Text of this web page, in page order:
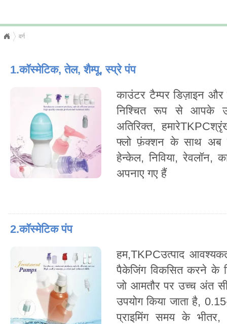
वर्ग
1.कॉस्मेटिक, तेल, शैम्पू, स्प्रे पंप
काउंटर टैम्पर डिज़ाइन
निश्चित रूप से आपके
अतिरिक्त,
फ्लो फ़ंक्शन के साथ अब
हेन्केल, निविया,
अपनाए गए हैं
2.कॉस्मेटिक पंप
हम,TKPCउत्पाद
पैकेजिंग विकसित करने के
जो आमतौर पर उच्च अंत
उपयोग किया जाता है,
प्राइमिंग समय के